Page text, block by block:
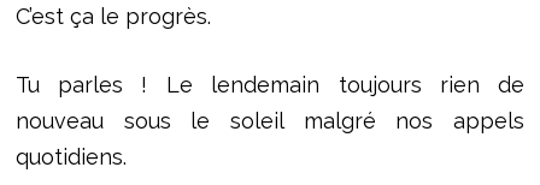
C’est ça le progrès.
Tu parles ! Le lendemain toujours rien de
nouveau sous le soleil malgré nos appels
quotidiens.